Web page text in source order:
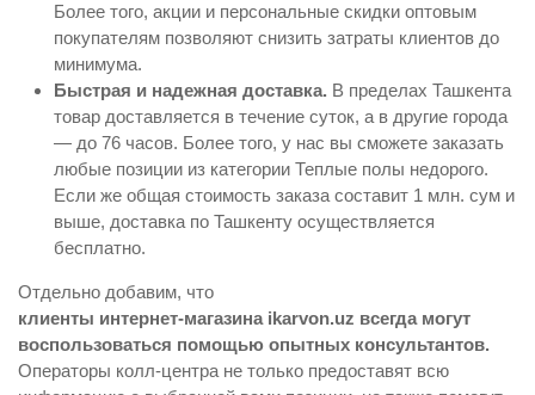
Более того, акции и персональные скидки оптовым
покупателям позволяют снизить затраты клиентов до
минимума.
Быстрая и надежная доставка. В пределах Ташкента
товар доставляется в течение суток, а в другие города
— до 76 часов. Более того, у нас вы сможете заказать
любые позиции из категории Теплые полы недорого.
Если же общая стоимость заказа составит 1 млн. сум и
выше, доставка по Ташкенту осуществляется
бесплатно.
Отдельно добавим, что
клиенты интернет-магазина ikarvon.uz всегда могут
воспользоваться помощью опытных консультантов.
Операторы колл-центра не только предоставят всю